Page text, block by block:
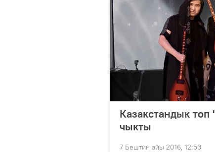
Казакстандык
чыкты
7 Бештин айы 2016, 12:53